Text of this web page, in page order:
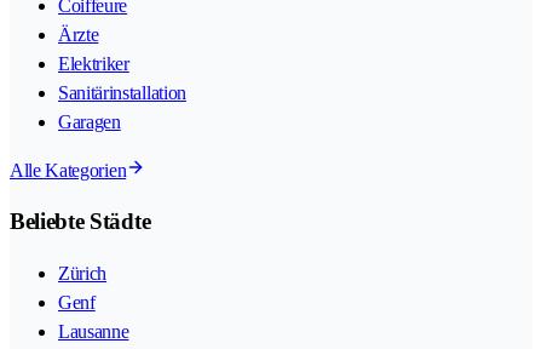
Coiffeure
Ärzte
Elektriker
Sanitärinstallation
Garagen
Alle Kategorien
Beliebte Städte
Zürich
Genf
Lausanne